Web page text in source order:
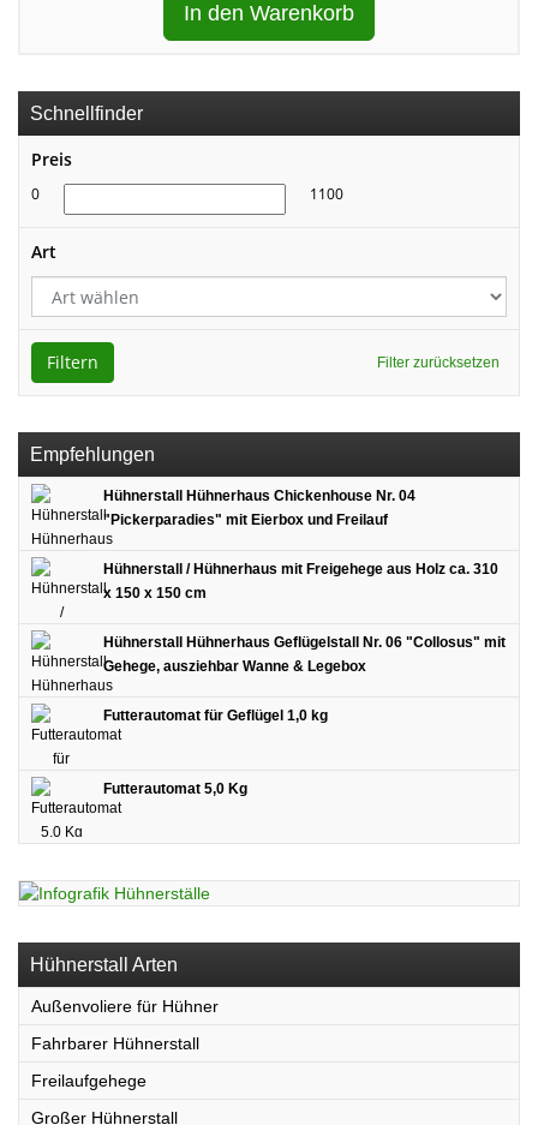
In den Warenkorb
Schnellfinder
Preis
0 1100
Art
Filter zurücksetzen
Filtern
Empfehlungen
Hühnerstall Hühnerhaus Chickenhouse Nr. 04
"Pickerparadies" mit Eierbox und Freilauf
Hühnerstall / Hühnerhaus mit Freigehege aus Holz ca. 310
x 150 x 150 cm
Hühnerstall Hühnerhaus Geflügelstall Nr. 06 "Collosus" mit
Gehege, ausziehbar Wanne & Legebox
Futterautomat für Geflügel 1,0 kg
Futterautomat 5,0 Kg
Hühnerstall Arten
Außenvoliere für Hühner
Fahrbarer Hühnerstall
Freilaufgehege
Großer Hühnerstall